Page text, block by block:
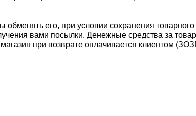
его, при условии сохранения товарного
вами посылки. Денежные средства за
при возврате оплачивается клиентом